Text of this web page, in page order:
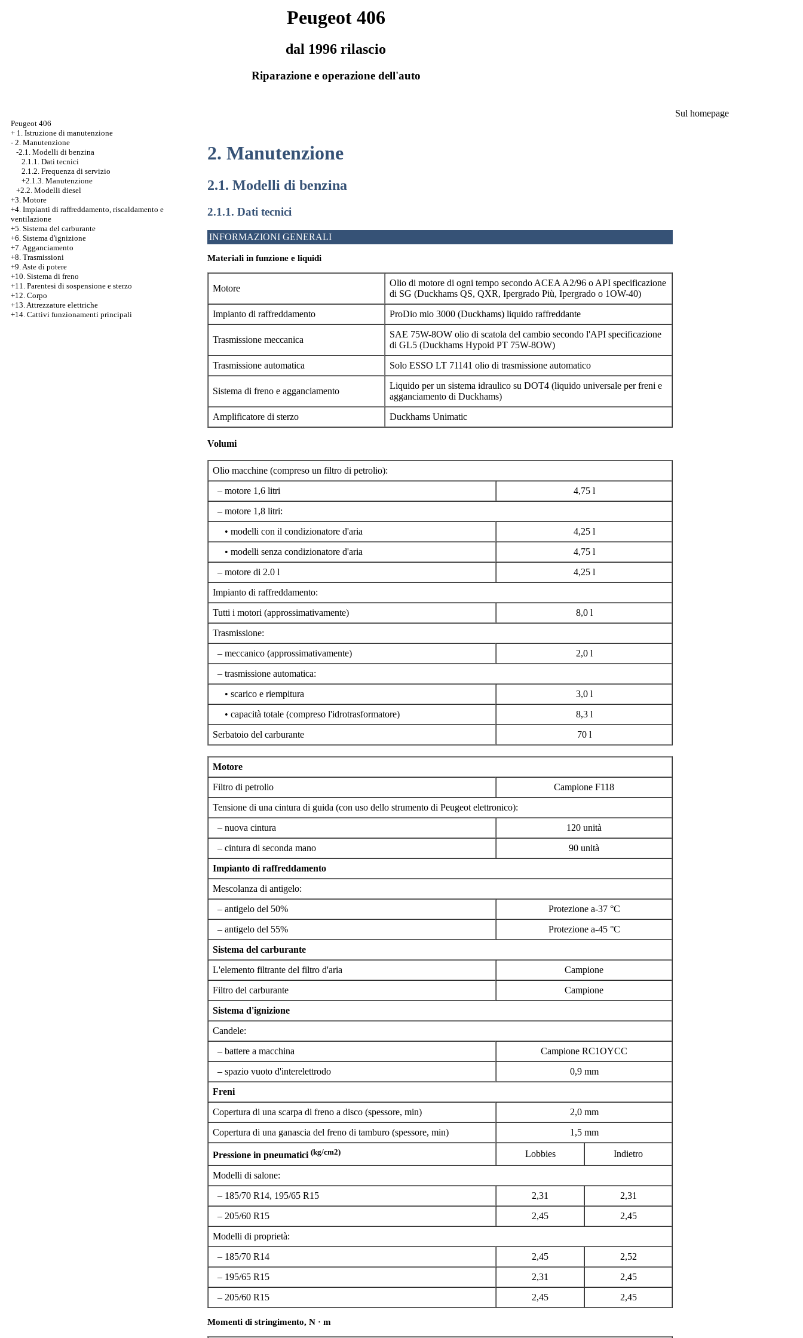
Peugeot 406
dal 1996 rilascio
Riparazione e operazione dell'auto
Peugeot 406
+ 1. Istruzione di manutenzione
- 2. Manutenzione
-2.1. Modelli di benzina
2.1.1. Dati tecnici
2.1.2. Frequenza di servizio
+2.1.3. Manutenzione
+2.2. Modelli diesel
+3. Motore
+4. Impianti di raffreddamento, riscaldamento e
ventilazione
+5. Sistema del carburante
+6. Sistema d'ignizione
+7. Agganciamento
+8. Trasmissioni
+9. Aste di potere
+10. Sistema di freno
+11. Parentesi di sospensione e sterzo
+12. Corpo
+13. Attrezzature elettriche
+14. Cattivi funzionamenti principali
2. Manutenzione
2.1. Modelli di benzina
2.1.1. Dati tecnici
INFORMAZIONI GENERALI
Materiali in funzione e liquidi
Motore
Olio di motore di ogni tempo secondo ACEA A2/96 o API specificazione
di SG (Duckhams QS, QXR, Ipergrado Più, Ipergrado o 1OW-40)
Impianto di raffreddamento
ProDio mio 3000 (Duckhams) liquido raffreddante
Trasmissione meccanica
SAE 75W-8OW olio di scatola del cambio secondo l'API specificazione
di GL5 (Duckhams Hypoid PT 75W-8OW)
Trasmissione automatica
Solo ESSO LT 71141 olio di trasmissione automatico
Sistema di freno e agganciamento
Liquido per un sistema idraulico su DOT4 (liquido universale per freni e
agganciamento di Duckhams)
Amplificatore di sterzo
Duckhams Unimatic
Volumi
Olio macchine (compreso un filtro di petrolio):
– motore 1,6 litri
4,75 l
– motore 1,8 litri:
• modelli con il condizionatore d'aria
4,25 l
• modelli senza condizionatore d'aria
4,75 l
– motore di 2.0 l
4,25 l
Impianto di raffreddamento:
Tutti i motori (approssimativamente)
8,0 l
Trasmissione:
– meccanico (approssimativamente)
2,0 l
– trasmissione automatica:
• scarico e riempitura
3,0 l
• capacità totale (compreso l'idrotrasformatore)
8,3 l
Serbatoio del carburante
70 l
Motore
Filtro di petrolio
Campione F118
Tensione di una cintura di guida (con uso dello strumento di Peugeot elettronico):
– nuova cintura
120 unità
– cintura di seconda mano
90 unità
Impianto di raffreddamento
Mescolanza di antigelo:
– antigelo del 50%
Protezione a-37 °C
– antigelo del 55%
Protezione a-45 °C
Sistema del carburante
L'elemento filtrante del filtro d'aria
Campione
Filtro del carburante
Campione
Sistema d'ignizione
Candele:
– battere a macchina
Campione RC1OYCC
– spazio vuoto d'interelettrodo
0,9 mm
Freni
Copertura di una scarpa di freno a disco (spessore, min)
2,0 mm
Copertura di una ganascia del freno di tamburo (spessore, min)
1,5 mm
Pressione in pneumatici (kg/cm2) Lobbies Indietro
Modelli di salone:
– 185/70 R14, 195/65 R15
2,31
2,31
– 205/60 R15
2,45
2,45
Modelli di proprietà:
– 185/70 R14
2,45
2,52
– 195/65 R15
2,31
2,45
– 205/60 R15
2,45 2,45
Momenti di stringimento, N · m
Sul homepage